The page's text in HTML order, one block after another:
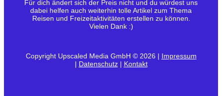
Für dich ändert sich der Preis nicht und du würdest uns
dabei helfen auch weiterhin tolle Artikel zum Thema
Reisen und Freizeitaktivitäten erstellen zu können.
Vielen Dank :)
Copyright Upscaled Media GmbH © 2026 | Impressum
| Datenschutz| Kontakt